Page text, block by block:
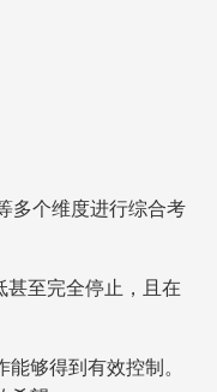
多个维度进行综合考
甚至完全停止，且在
够得到有效控制。